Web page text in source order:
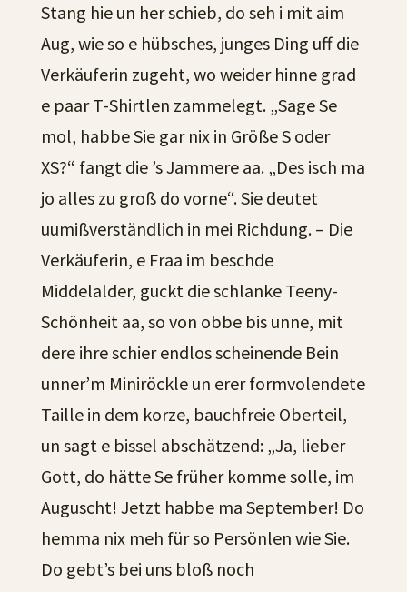
Stang hie un her schieb, do seh i mit aim
Aug, wie so e hübsches, junges Ding uff die
Verkäuferin zugeht, wo weider hinne grad
e paar T-Shirtlen zammelegt. „Sage Se
mol, habbe Sie gar nix in Größe S oder
XS?“ fangt die ’s Jammere aa. „Des isch ma
jo alles zu groß do vorne“. Sie deutet
uumißverständlich in mei Richdung. – Die
Verkäuferin, e Fraa im beschde
Middelalder, guckt die schlanke Teeny-
Schönheit aa, so von obbe bis unne, mit
dere ihre schier endlos scheinende Bein
unner’m Miniröckle un erer formvolendete
Taille in dem korze, bauchfreie Oberteil,
un sagt e bissel abschätzend: „Ja, lieber
Gott, do hätte Se früher komme solle, im
Auguscht! Jetzt habbe ma September! Do
hemma nix meh für so Persönlen wie Sie.
Do gebt’s bei uns bloß noch